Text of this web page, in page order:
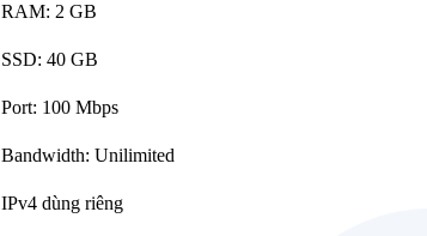
RAM: 2 GB
SSD: 40 GB
Port: 100 Mbps
Bandwidth: Unilimited
IPv4 dùng riêng